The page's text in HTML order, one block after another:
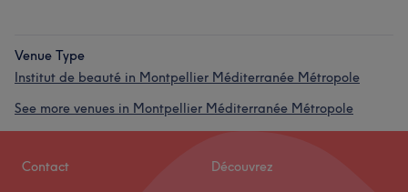
Venue Type
Institut de beauté in Montpellier Méditerranée Métropole
See more venues in Montpellier Méditerranée Métropole
Contact Découvrez